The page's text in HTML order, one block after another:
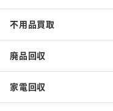
不用品買取
廃品回収
家電回収